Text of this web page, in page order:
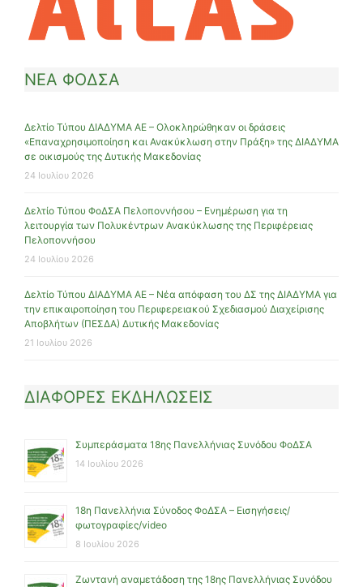
ΝΕΑ ΦΟΔΣΑ
Δελτίο Τύπου ΔΙΑΔΥΜΑ ΑΕ – Ολοκληρώθηκαν οι δράσεις
«Επαναχρησιμοποίηση και Ανακύκλωση στην Πράξη» της ΔΙΑΔΥΜΑ
σε οικισμούς της Δυτικής Μακεδονίας
24 Ιουλίου 2026
Δελτίο Τύπου ΦοΔΣΑ Πελοποννήσου – Ενημέρωση για τη
λειτουργία των Πολυκέντρων Ανακύκλωσης της Περιφέρειας
Πελοποννήσου
24 Ιουλίου 2026
Δελτίο Τύπου ΔΙΑΔΥΜΑ ΑΕ – Νέα απόφαση του ΔΣ της ΔΙΑΔΥΜΑ για
την επικαιροποίηση του Περιφερειακού Σχεδιασμού Διαχείρισης
Αποβλήτων (ΠΕΣΔΑ) Δυτικής Μακεδονίας
21 Ιουλίου 2026
ΔΙΑΦΟΡΕΣ ΕΚΔΗΛΩΣΕΙΣ
Συμπεράσματα 18ης Πανελλήνιας Συνόδου ΦοΔΣΑ
14 Ιουλίου 2026
18η Πανελλήνια Σύνοδος ΦοΔΣΑ – Εισηγήσεις/
φωτογραφίες/video
8 Ιουλίου 2026
Ζωντανή αναμετάδοση της 18ης Πανελλήνιας Συνόδου